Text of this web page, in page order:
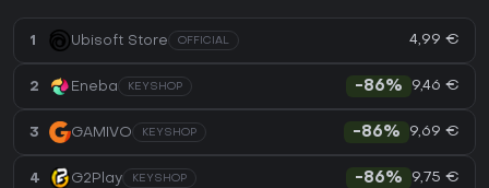
1 Ubisoft Store OFFICIAL 4,99 €
2 Eneba KEYSHOP -86% 9,46 €
3 GAMIVO KEYSHOP -86% 9,69 €
4 G2Play KEYSHOP -86% 9,75 €